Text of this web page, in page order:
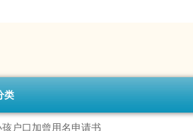
类
户口加曾用名申请书